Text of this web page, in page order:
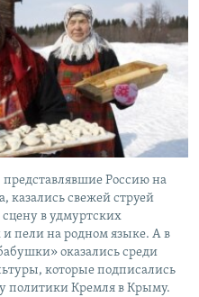
Россию на
казались свежей струей
в удмуртских
пели на родном языке. А в
оказались среди
которые подписались
политики Кремля в Крыму.